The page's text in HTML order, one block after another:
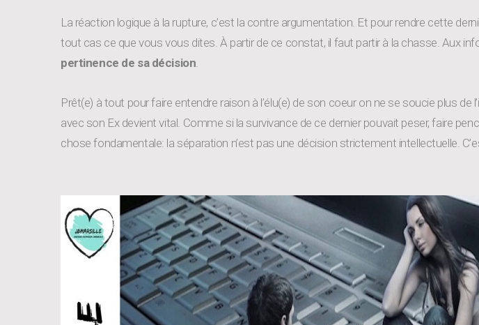
La réaction logique à la rupture, c’est la contre argumentation. Et pour rendre cette
tout cas ce que vous vous dites. À partir de ce constat, il faut partir à la chasse. Aux
pertinence de sa décision
Prêt(e) à tout pour faire entendre raison à l’élu(e) de son coeur on ne se soucie plus de
avec son Ex devient vital. Comme si la survivance de ce dernier pouvait peser, faire
chose fondamentale: la séparation n’est pas une décision strictement intellectuelle.